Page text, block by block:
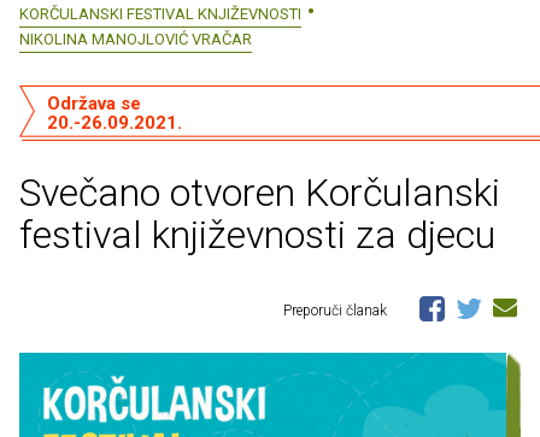
KORČULANSKI FESTIVAL KNJIŽEVNOSTI
NIKOLINA MANOJLOVIĆ VRAČAR
Svečano otvoren Korčulanski
festival književnosti za djecu
Održava se
20.-26.09.2021.
Preporuči članak